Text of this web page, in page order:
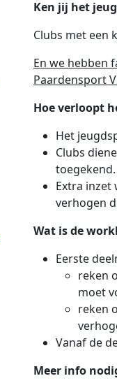
Ken jij het
Clubs met een
En we hebben
Paardensport
Hoe verloopt
Het
Clubs
toegekend.
Extra inzet
verhogen
Wat is de
Eerste
reken
moet
reken
Vanaf de
Meer info